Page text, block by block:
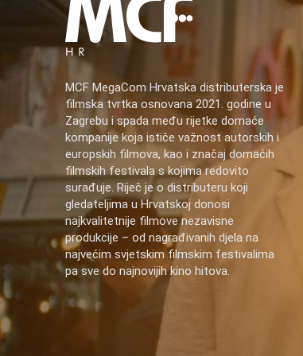
MCF MegaCom Hrvatska distributerska je
filmska tvrtka osnovana 2021. godine u
Zagrebu i spada među rijetke domaće
kompanije koja ističe važnost autorskih i
europskih filmova, kao i značaj domaćih
filmskih festivala s kojima redovito
surađuje. Riječ je o distributeru koji
gledateljima u Hrvatskoj donosi
najkvalitetnije filmove nezavisne
produkcije – od nagrađivanih djela na
najvećim svjetskim filmskim festivalima
pa sve do najnovijih kino hitova.